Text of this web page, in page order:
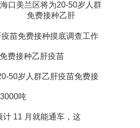
海口美兰区将为20-50岁人群
免费接种乙肝
苗免费接种摸底调查工作
费接种乙肝疫苗
50岁人群乙肝疫苗免费接
吨
11 月就能通车，这